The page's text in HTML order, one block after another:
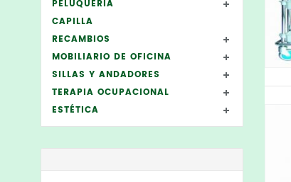
PELUQUERÍA
CAPILLA
RECAMBIOS
MOBILIARIO DE OFICINA
SILLAS Y ANDADORES
TERAPIA OCUPACIONAL
ESTÉTICA